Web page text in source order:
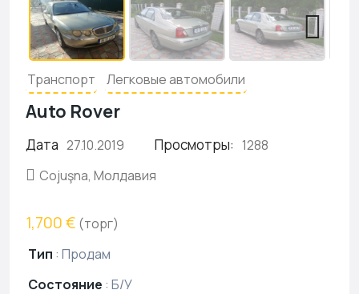
Транспорт Легковые автомобили
Auto Rover
Дата 27.10.2019 Просмотры: 1288
Cojuşna, Молдавия
1,700 € (торг)
Тип : Продам
Состояние : Б/У